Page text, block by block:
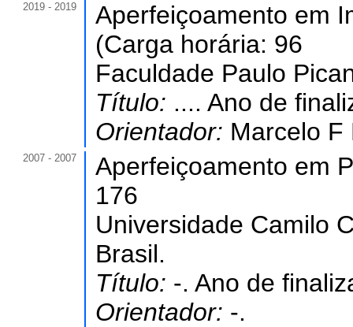
2019 - 2019
Aperfeiçoamento em
(Carga horária: 96
Faculdade Paulo
Título: .... Ano de
Orientador: Marcelo F
2007 - 2007
Aperfeiçoamento em
176
Universidade Camilo
Brasil.
Título: -. Ano de
Orientador: -.